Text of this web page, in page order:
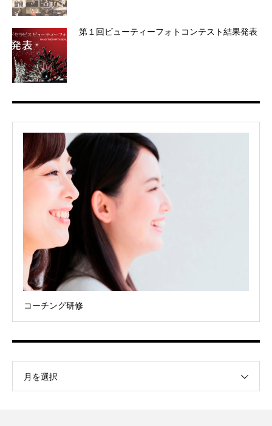
第１回ビューティーフォトコンテスト結果発表
コーチング研修
月を選択